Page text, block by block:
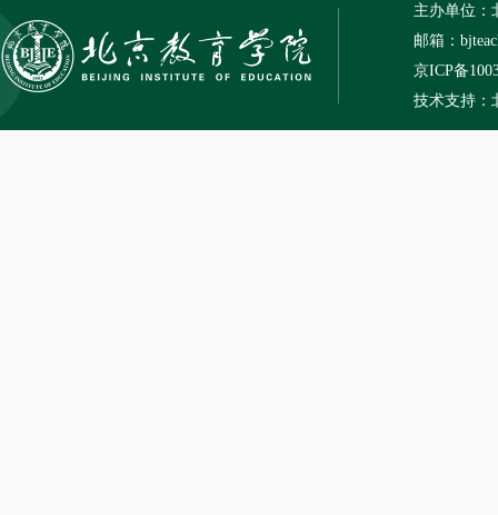
主办单位
邮箱：
京ICP备
技术支持：